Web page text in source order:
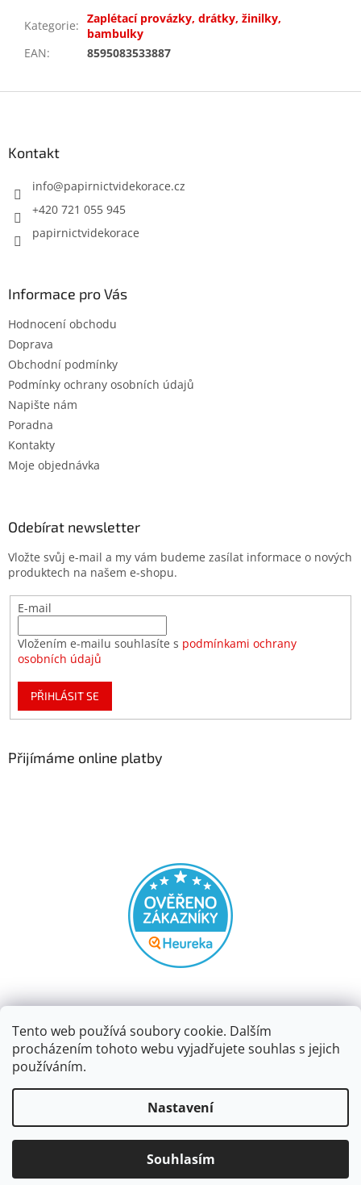
Tento web používá soubory cookie. Dalším
procházením tohoto webu vyjadřujete souhlas s jejich
používáním.
Nastavení
Souhlasím
Kategorie: Zaplétací provázky, drátky, žinilky,
bambulky
EAN: 8595083533887
Kontakt
info@papirnictvidekorace.cz
+420 721 055 945
papirnictvidekorace
Informace pro Vás
Hodnocení obchodu
Doprava
Obchodní podmínky
Podmínky ochrany osobních údajů
Napište nám
Poradna
Kontakty
Moje objednávka
Odebírat newsletter
Vložte svůj e-mail a my vám budeme zasílat informace o nových
produktech na našem e-shopu.
E-mail
Vložením e-mailu souhlasíte s podmínkami ochrany
osobních údajů
PŘIHLÁSIT SE
Přijímáme online platby
vyhrazena.